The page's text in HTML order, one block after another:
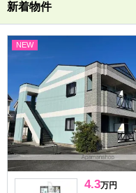
新着物件
NEW
4.3万円